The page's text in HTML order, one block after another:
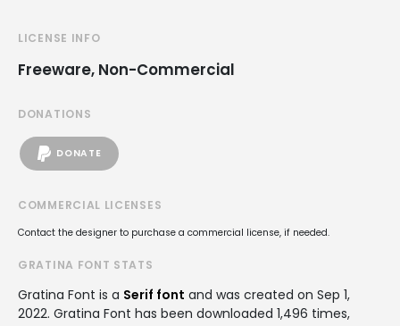
LICENSE INFO
Freeware, Non-Commercial
DONATIONS
DONATE
COMMERCIAL LICENSES
Contact the designer to purchase a commercial license, if needed.
GRATINA FONT STATS
Gratina Font is a Serif font and was created on Sep 1,
2022. Gratina Font has been downloaded 1,496 times,